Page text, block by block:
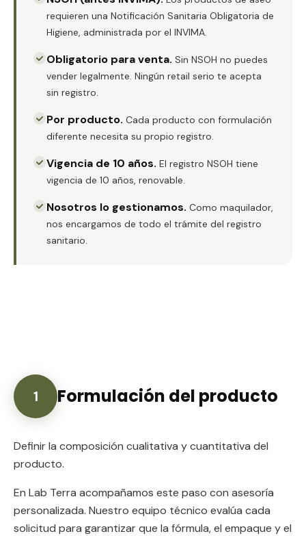
requieren una Notificación Sanitaria Obligatoria de
Higiene, administrada por el INVIMA.
Obligatorio para venta. Sin NSOH no puedes
vender legalmente. Ningún retail serio te acepta
sin registro.
Por producto. Cada producto con formulación
diferente necesita su propio registro.
Vigencia de 10 años. El registro NSOH tiene
vigencia de 10 años, renovable.
Nosotros lo gestionamos. Como maquilador,
nos encargamos de todo el trámite del registro
sanitario.
1 Formulación del producto
Definir la composición cualitativa y cuantitativa del
producto.
En Lab Terra acompañamos este paso con asesoría
personalizada. Nuestro equipo técnico evalúa cada
solicitud para garantizar que la fórmula, el empaque y el